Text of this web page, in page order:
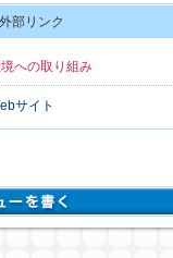
部リンク
への取り組み
サイト